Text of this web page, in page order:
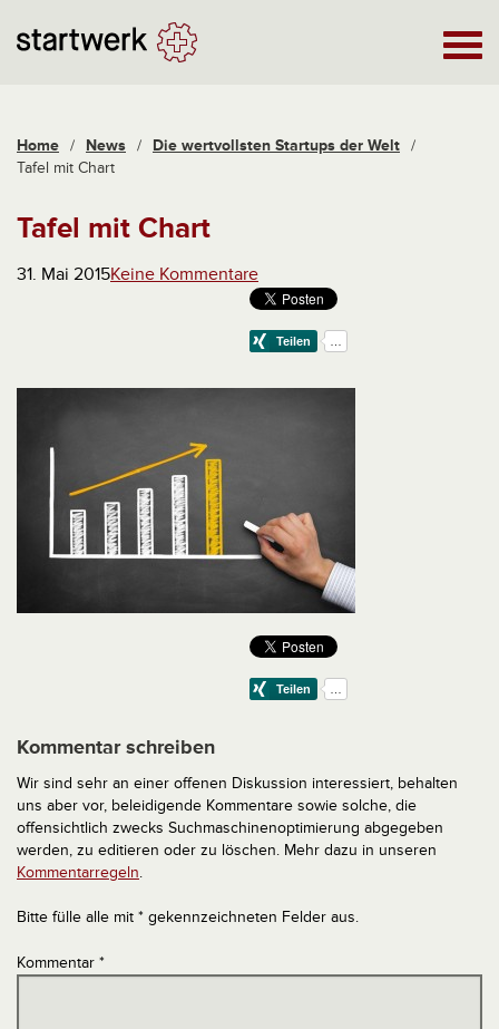
Home / News / Die wertvollsten Startups der Welt /
Tafel mit Chart
Tafel mit Chart
31. Mai 2015Keine Kommentare
Kommentar schreiben
Wir sind sehr an einer offenen Diskussion interessiert, behalten
uns aber vor, beleidigende Kommentare sowie solche, die
offensichtlich zwecks Suchmaschinenoptimierung abgegeben
werden, zu editieren oder zu löschen. Mehr dazu in unseren
Kommentarregeln.
Bitte fülle alle mit * gekennzeichneten Felder aus.
Kommentar *